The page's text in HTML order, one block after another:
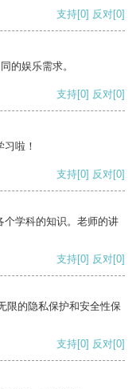
支持[0] 反对[0]
的娱乐需求。
支持[0] 反对[0]
啦！
支持[0] 反对[0]
个学科的知识。老师的讲
支持[0] 反对[0]
限的隐私保护和安全性保
支持[0] 反对[0]